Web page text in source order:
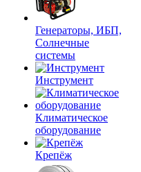
Генераторы, ИБП,
Солнечные
системы
Инструмент
Климатическое
оборудование
Крепёж